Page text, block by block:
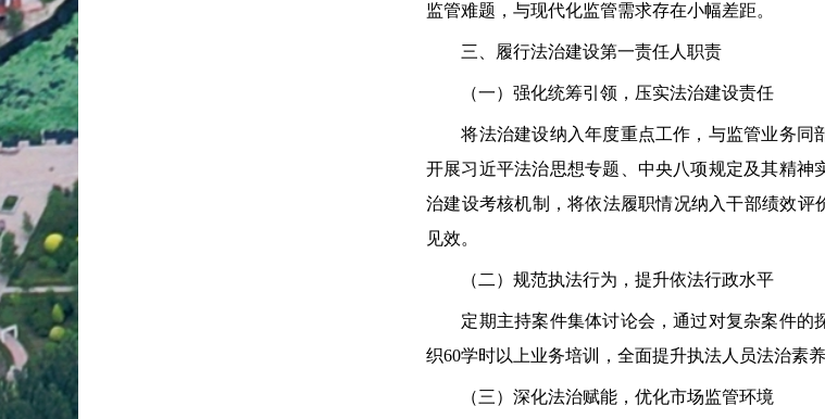
监管难题，与现代化监管需求存在小幅差距。
三、履行法治建设第一责任人职责
（一）强化统筹引领，压实法治建设责任
将法治建设纳入年度重点工作，与监管业务同
开展习近平法治思想专题、中央八项规定及其精
治建设考核机制，将依法履职情况纳入干部绩效
见效。
（二）规范执法行为，提升依法行政水平
定期主持案件集体讨论会，通过对复杂案件的
织60学时以上业务培训，全面提升执法人员法治素
（三）深化法治赋能，优化市场监管环境